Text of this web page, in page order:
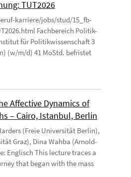
TUT2026
karriere/jobs/stud/15_fb-
Fachbereich Politik-
für Politikwissenschaft 3
(w/m/d) 41 MoStd. befristet
Affective Dynamics of
– Cairo, Istanbul, Berlin
(Freie Universität Berlin),
Graz), Dina Wahba (Arnold-
Englisch This lecture traces a
that began with the mass